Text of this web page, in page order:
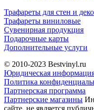
Трафареты для стен и
Трафареты виниловые
Сувенирная продукция
Подарочные карты
Дополнительные услуги
© 2010-2023 Bestvinyl.ru
Юридическая
Политика
Партнерская программа
Партнерские магазины
сайте, не является